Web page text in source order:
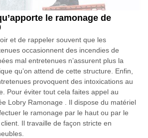
le ramonage de
et de rappeler souvent que les
occasionnent des incendies de
mal entretenues n’assurent plus la
qu’on attend de cette structure. Enfin,
provoquent des intoxications au
Pour éviter tout cela faites appel au
Lobry Ramonage . Il dispose du matériel
le ramonage par le haut ou par le
Il travaille de façon stricte en